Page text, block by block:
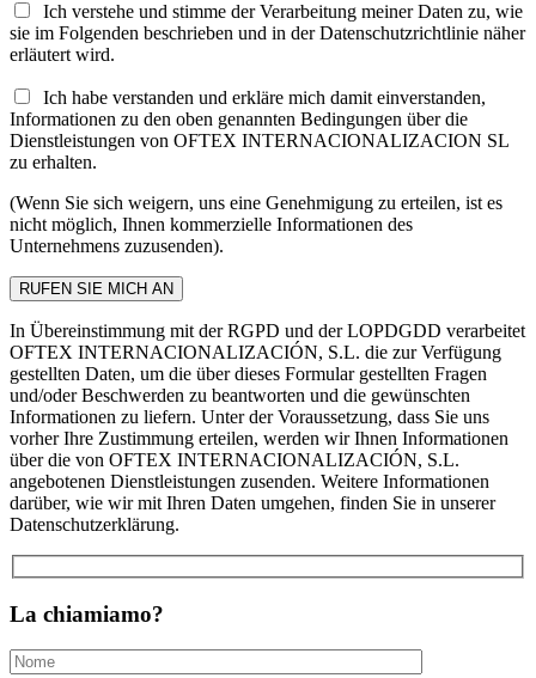
Ich verstehe und stimme der Verarbeitung meiner Daten zu, wie
sie im Folgenden beschrieben und in der Datenschutzrichtlinie näher
erläutert wird.
Ich habe verstanden und erkläre mich damit einverstanden,
Informationen zu den oben genannten Bedingungen über die
Dienstleistungen von OFTEX INTERNACIONALIZACION SL
zu erhalten.
(Wenn Sie sich weigern, uns eine Genehmigung zu erteilen, ist es
nicht möglich, Ihnen kommerzielle Informationen des
Unternehmens zuzusenden).
In Übereinstimmung mit der RGPD und der LOPDGDD verarbeitet
OFTEX INTERNACIONALIZACIÓN, S.L. die zur Verfügung
gestellten Daten, um die über dieses Formular gestellten Fragen
und/oder Beschwerden zu beantworten und die gewünschten
Informationen zu liefern. Unter der Voraussetzung, dass Sie uns
vorher Ihre Zustimmung erteilen, werden wir Ihnen Informationen
über die von OFTEX INTERNACIONALIZACIÓN, S.L.
angebotenen Dienstleistungen zusenden. Weitere Informationen
darüber, wie wir mit Ihren Daten umgehen, finden Sie in unserer
Datenschutzerklärung.
La chiamiamo?